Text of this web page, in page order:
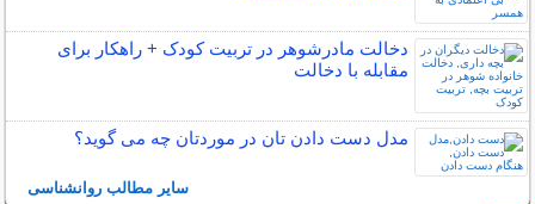
دخالت مادرشوهر در تربیت کودک + راهکار برای
مقابله با دخالت
مدل دست دادن تان در موردتان چه می گوید؟
سایر مطالب روانشناسی